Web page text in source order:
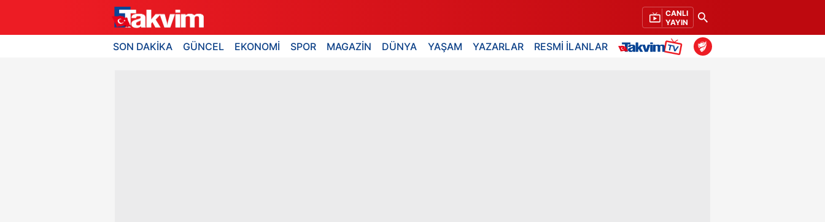
CANLI
YAYIN
SON DAKİKA GÜNCEL EKONOMİ SPOR MAGAZİN DÜNYA YAŞAM YAZARLAR RESMİ İLANLAR